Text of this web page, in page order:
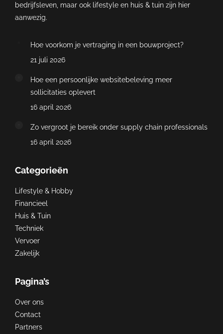
bedrijfsleven, maar ook lifestyle en huis & tuin zijn hier
aanwezig.
Hoe voorkom je vertraging in een bouwproject?
21 juli 2026
Hoe een persoonlijke websitebeleving meer
sollicitaties oplevert
16 april 2026
Zo vergroot je bereik onder supply chain professionals
16 april 2026
Categorieën
Lifestyle & Hobby
Financieel
Huis & Tuin
Techniek
Vervoer
Zakelijk
Pagina’s
Over ons
Contact
Partners